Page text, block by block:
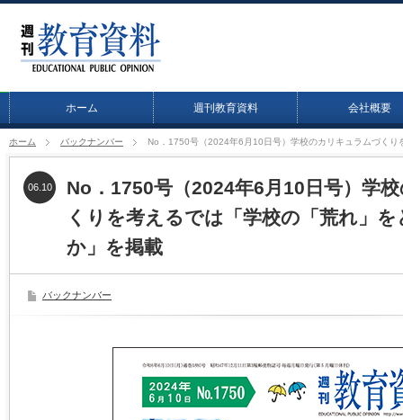
ホーム 週刊教育資料 会社概要
ホーム バックナンバー No．1750号（2024年6月10日号）学校のカリキュラムづく
No．1750号（2024年6月10日号）学
くりを考えるでは「学校の「荒れ」
か」を掲載
06.10
バックナンバー